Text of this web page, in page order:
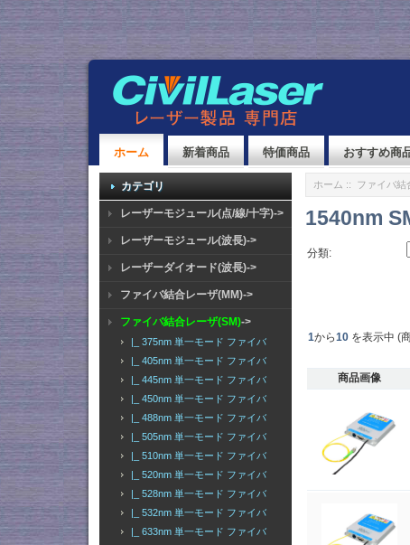
ホーム 新着商品 特価商品 おすすめ商
カテゴリ
レーザーモジュール(点/線/十字)->
レーザーモジュール(波長)->
レーザーダイオード(波長)->
ファイバ結合レーザ(MM)->
ファイバ結合レーザ(SM)->
|_ 375nm 単一モード ファイバ
|_ 405nm 単一モード ファイバ
|_ 445nm 単一モード ファイバ
|_ 450nm 単一モード ファイバ
|_ 488nm 単一モード ファイバ
|_ 505nm 単一モード ファイバ
|_ 510nm 単一モード ファイバ
|_ 520nm 単一モード ファイバ
|_ 528nm 単一モード ファイバ
|_ 532nm 単一モード ファイバ
|_ 633nm 単一モード ファイバ
ホーム :: ファイバ結
1540nm
分類:
1から10を表示中 (
商品画像